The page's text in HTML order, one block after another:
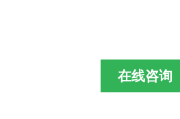
在线咨询